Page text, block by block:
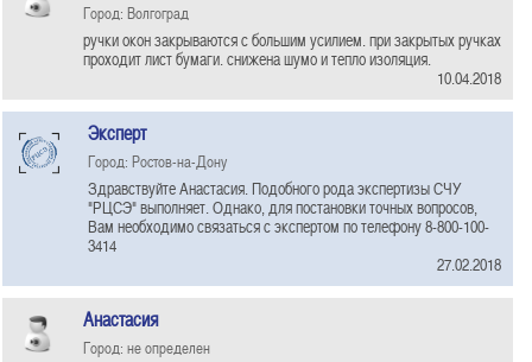
Город: Волгоград
ручки окон закрываются с большим усилием. при закрытых ручках
проходит лист бумаги. снижена шумо и тепло изоляция.
10.04.2018
Эксперт
Город: Ростов-на-Дону
Здравствуйте Анастасия. Подобного рода экспертизы СЧУ
"РЦСЭ" выполняет. Однако, для постановки точных вопросов,
Вам необходимо связаться с экспертом по телефону 8-800-100-
3414
27.02.2018
Анастасия
Город: не определен